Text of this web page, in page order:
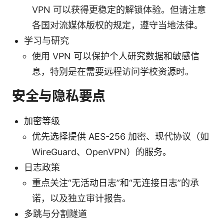
VPN 可以获得更稳定的解锁体验。但请注意
各国对流媒体版权的规定，遵守当地法律。
学习与研究
使用 VPN 可以保护个人研究数据和敏感信
息，特别是在需要远程访问学校资源时。
安全与隐私要点
加密等级
优先选择提供 AES-256 加密、现代协议（如
WireGuard、OpenVPN）的服务。
日志政策
重点关注“无活动日志”和“无连接日志”的承
诺，以及独立审计报告。
多跳与分割隧道